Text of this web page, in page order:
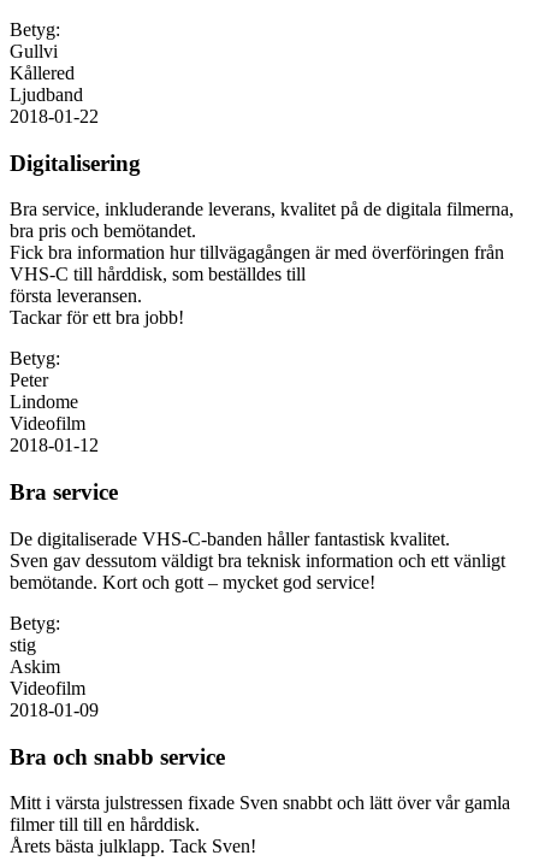
Betyg:
Gullvi
Kållered
Ljudband
2018-01-22
Digitalisering
Bra service, inkluderande leverans, kvalitet på de digitala filmerna,
bra pris och bemötandet.
Fick bra information hur tillvägagången är med överföringen från
VHS-C till hårddisk, som beställdes till
första leveransen.
Tackar för ett bra jobb!
Betyg:
Peter
Lindome
Videofilm
2018-01-12
Bra service
De digitaliserade VHS-C-banden håller fantastisk kvalitet.
Sven gav dessutom väldigt bra teknisk information och ett vänligt
bemötande. Kort och gott – mycket god service!
Betyg:
stig
Askim
Videofilm
2018-01-09
Bra och snabb service
Mitt i värsta julstressen fixade Sven snabbt och lätt över vår gamla
filmer till till en hårddisk.
Årets bästa julklapp. Tack Sven!